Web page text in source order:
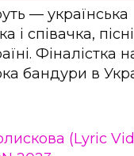
— українська
і співачка,
Фіналістка
бандури в
(Lyric